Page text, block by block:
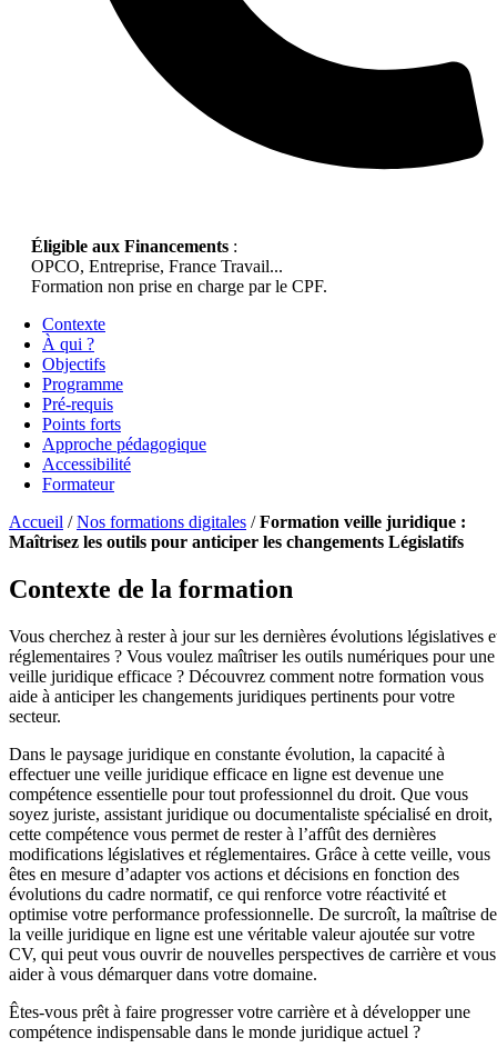
Éligible aux Financements :
OPCO, Entreprise, France Travail...
Formation non prise en charge par le CPF.
Contexte
À qui ?
Objectifs
Programme
Pré-requis
Points forts
Approche pédagogique
Accessibilité
Formateur
Accueil /Nos formations digitales /Formation veille juridique :
Maîtrisez les outils pour anticiper les changements Législatifs
Contexte de la formation
Vous cherchez à rester à jour sur les dernières évolutions législatives
réglementaires ? Vous voulez maîtriser les outils numériques pour une
veille juridique efficace ? Découvrez comment notre formation vous
aide à anticiper les changements juridiques pertinents pour votre
secteur.
Dans le paysage juridique en constante évolution, la capacité à
effectuer une veille juridique efficace en ligne est devenue une
compétence essentielle pour tout professionnel du droit. Que vous
soyez juriste, assistant juridique ou documentaliste spécialisé en droit,
cette compétence vous permet de rester à l’affût des dernières
modifications législatives et réglementaires. Grâce à cette veille, vous
êtes en mesure d’adapter vos actions et décisions en fonction des
évolutions du cadre normatif, ce qui renforce votre réactivité et
optimise votre performance professionnelle. De surcroît, la maîtrise de
la veille juridique en ligne est une véritable valeur ajoutée sur votre
CV, qui peut vous ouvrir de nouvelles perspectives de carrière et vous
aider à vous démarquer dans votre domaine.
Êtes-vous prêt à faire progresser votre carrière et à développer une
compétence indispensable dans le monde juridique actuel ?